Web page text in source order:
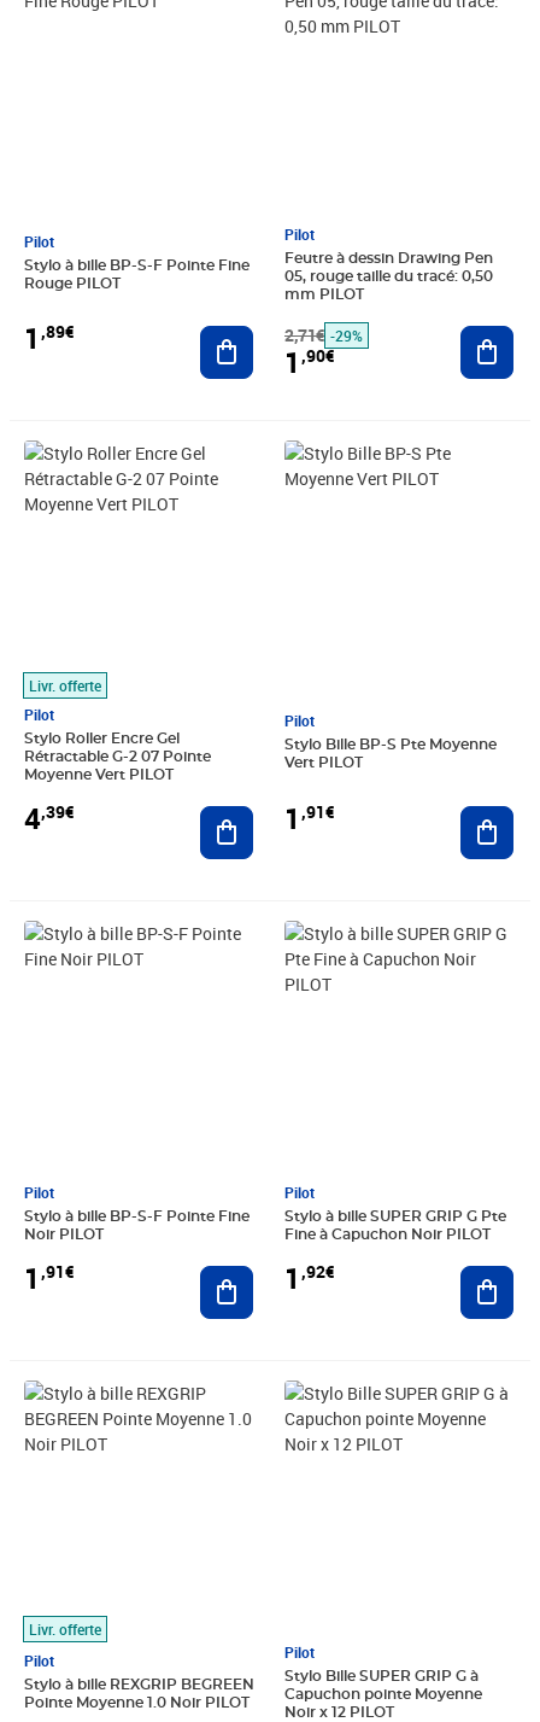
Pilot
Stylo à bille BP-S-F Pointe Fine
Rouge PILOT
1 ,89€ Ajouter au panier
Pilot
Feutre à dessin Drawing Pen
05, rouge taille du tracé: 0,50
mm PILOT
2,71€ -29%
1 ,90€
Livr. offerte
Pilot
Stylo Roller Encre Gel
Rétractable G-2 07 Pointe
Moyenne Vert PILOT
4,39€
Prix 4,39€
Ajouter au panier
Pilot
Stylo Bille BP-S Pte Moyenne
Vert PILOT
1 ,91€
Prix 1,91€
Pilot
Stylo à bille BP-S-F Pointe Fine
Noir PILOT
1 ,91€
Prix 1,91€
Ajouter au panier
Pilot
Stylo à bille SUPER GRIP G Pte
Fine à Capuchon Noir PILOT
1 ,92€
Prix 1,92€
Livr. offerte
Pilot
Stylo à bille REXGRIP BEGREEN
Pointe Moyenne 1.0 Noir PILOT
Prix 4,42€
Pilot
Stylo Bille SUPER GRIP G à
Capuchon pointe Moyenne
Noir x 12 PILOT
Prix 1,93€